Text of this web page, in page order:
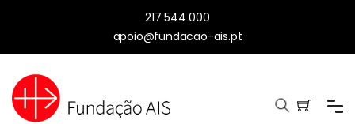
217 544 000
apoio@fundacao-ais.pt